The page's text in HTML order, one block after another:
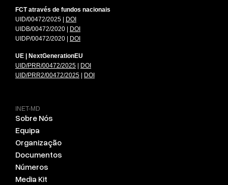
FCT através de fundos nacionais
UID/00472/2025 |
DOI
UIDB/00472/2020 |
DOI
UIDP/00472/2020 |
DOI
UE | NextGenerationEU
UID/PRR/00472/2025
DOI
UID/PRR2/00472/2025
DOI
INET-MD
Sobre Nós
Equipa
Organização
Documentos
Números
Media Kit